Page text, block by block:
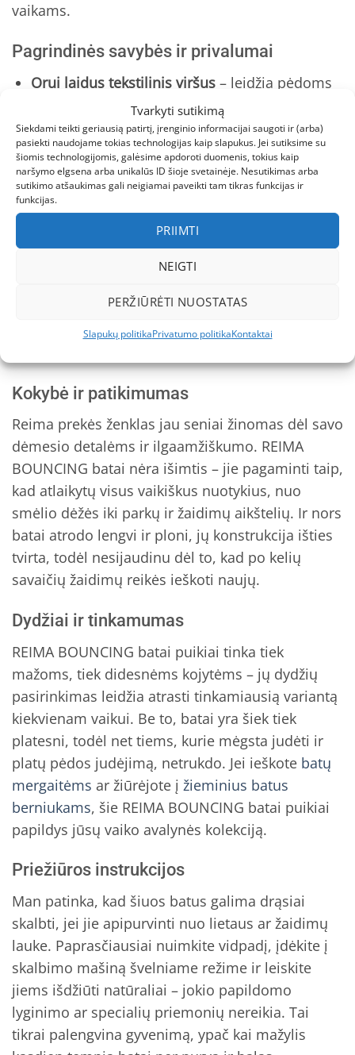
Tvarkyti sutikimą
Siekdami teikti geriausią patirtį, įrenginio informacijai saugoti ir (arba)
pasiekti naudojame tokias technologijas kaip slapukus. Jei sutiksime su
šiomis technologijomis, galėsime apdoroti duomenis, tokius kaip
naršymo elgsena arba unikalūs ID šioje svetainėje. Nesutikimas arba
sutikimo atšaukimas gali neigiamai paveikti tam tikras funkcijas ir
funkcijas.
PRIIMTI
NEIGTI
PERŽIŪRĖTI NUOSTATAS
Slapukų politikaPrivatumo politikaKontaktai
vaikams.
Pagrindinės savybės ir privalumai
Orui laidus tekstilinis viršus– leidžia pėdoms
kvėpuoti net aktyviausio žaidimo metu.
Lankstus ir sustiprintas padas– ne tik saugo
nuo slydimo, bet ir amortizuoja smūgius, kai
mažylis bėga ar šokinėja.
Lengvas apsiautimas– patogus užsegimas
leidžia vaikui pačiam greitai apsiauti batus, o
jūs išvengsite ryto chaoso.
nelepina, batai išlieka švarūs ir sausi, o jei
reikia – juos galima lengvai išvalyti arba netgi
Kokybė ir patikimumas
Reima prekės ženklas jau seniai žinomas dėl savo
dėmesio detalėms ir ilgaamžiškumo. REIMA
BOUNCING batai nėra išimtis – jie pagaminti taip,
kad atlaikytų visus vaikiškus nuotykius, nuo
smėlio dėžės iki parkų ir žaidimų aikštelių. Ir nors
batai atrodo lengvi ir ploni, jų konstrukcija išties
tvirta, todėl nesijaudinu dėl to, kad po kelių
savaičių žaidimų reikės ieškoti naujų.
Dydžiai ir tinkamumas
REIMA BOUNCING batai puikiai tinka tiek
mažoms, tiek didesnėms kojytėms – jų dydžių
pasirinkimas leidžia atrasti tinkamiausią variantą
kiekvienam vaikui. Be to, batai yra šiek tiek
platesni, todėl net tiems, kurie mėgsta judėti ir
platų pėdos judėjimą, netrukdo. Jei ieškote batų
mergaitėms ar žiūrėjote į žieminius batus
berniukams, šie REIMA BOUNCING batai puikiai
papildys jūsų vaiko avalynės kolekciją.
Priežiūros instrukcijos
Man patinka, kad šiuos batus galima drąsiai
skalbti, jei jie apipurvinti nuo lietaus ar žaidimų
lauke. Paprasčiausiai nuimkite vidpadį, įdėkite į
skalbimo mašiną švelniame režime ir leiskite
jiems išdžiūti natūraliai – jokio papildomo
lyginimo ar specialių priemonių nereikia. Tai
tikrai palengvina gyvenimą, ypač kai mažylis